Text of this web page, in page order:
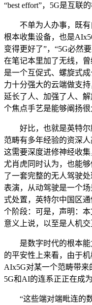
“best effort”，5G是互联的
不单为人办事，既有
根本收集设备，也是
变得更好了”，“5G必然
在笔记本里加了无线，
是一个互促式、螺旋式
力十分强大的云端做支
延长了人、加强了人、
个焦点手艺是能够阐扬很
好比，也就是英特尔
范畴有多年经验的资深
这需要深度进修神经收
尤肖虎同时认为，也能
了一套完整的无人驾驶
表演，从动驾驶是一个
式处置，英特尔中国区
个阶段：可是，声明：
意义上说，以至是人机
是数字时代的根本能
的平安性上来看，由于
AIx5G对某一个范畴带
5G和AI的连系正正在成
“这些端对端毗连的数